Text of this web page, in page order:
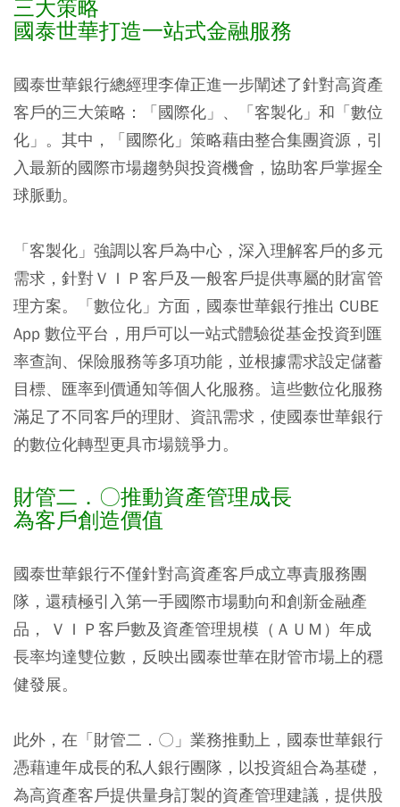
三大策略
國泰世華打造一站式金融服務
國泰世華銀行總經理李偉正進一步闡述了針對高資產
客戶的三大策略：「國際化」、「客製化」和「數位
化」。其中，「國際化」策略藉由整合集團資源，引
入最新的國際市場趨勢與投資機會，協助客戶掌握全
球脈動。
「客製化」強調以客戶為中心，深入理解客戶的多元
需求，針對ＶＩＰ客戶及一般客戶提供專屬的財富管
理方案。「數位化」方面，國泰世華銀行推出 CUBE
App 數位平台，用戶可以一站式體驗從基金投資到匯
率查詢、保險服務等多項功能，並根據需求設定儲蓄
目標、匯率到價通知等個人化服務。這些數位化服務
滿足了不同客戶的理財、資訊需求，使國泰世華銀行
的數位化轉型更具市場競爭力。
財管二．〇推動資產管理成長
為客戶創造價值
國泰世華銀行不僅針對高資產客戶成立專責服務團
隊，還積極引入第一手國際市場動向和創新金融產
品， ＶＩＰ客戶數及資產管理規模（ＡＵＭ）年成
長率均達雙位數，反映出國泰世華在財管市場上的穩
健發展。
此外，在「財管二．〇」業務推動上，國泰世華銀行
憑藉連年成長的私人銀行團隊，以投資組合為基礎，
為高資產客戶提供量身訂製的資產管理建議，提供股